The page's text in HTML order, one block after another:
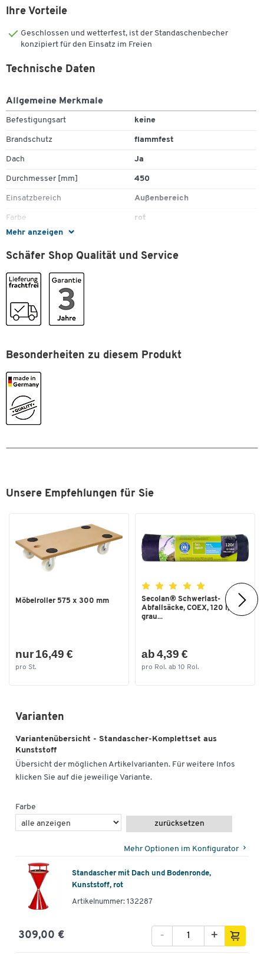
Lieferung inkl. Vorhängeschloß und Kette zur Sicherung.
Gewicht mit Dach: ca. 7,2 kg
Bodenronde
feuerverzinkt
zur einfachen und diebstahlsicheren Bodenmontage
Ihre Vorteile
Geschlossen und wetterfest, ist der Standaschenbecher
konzipiert für den Einsatz im Freien
Mehr anzeigen
Technische Daten
Allgemeine Merkmale
Befestigungsart keine
Brandschutz flammfest
Dach Ja
Durchmesser [mm] 450
Einsatzbereich Außenbereich
Farbe rot
Form
Gewicht [kg] 9,2
Höhe [mm]
Inneneimer
Oberfläche lackiert
Sandbefüllung
Verschließbar
Schäfer Shop Qualität und Service
Besonderheiten zu diesem Produkt
Unsere Empfehlungen für Sie
Möbelroller 575 x 300 mm
nur 16,49 €
pro St.
Secolan® Schwerlast-
Abfallsäcke, COEX, 120 l,
grau...
ab 4,39 €
pro Rol. ab 10 Rol.
Varianten
Variantenübersicht - Standascher-Komplettset aus
Kunststoff
Übersicht der möglichen Artikelvarianten. Für weitere Infos
klicken Sie auf die jeweilige Variante.
Farbe
zurücksetzen
Mehr Optionen im Konfigurator
Standascher mit Dach und Bodenronde,
Kunststoff, rot
Artikelnummer: 132287
309,00 € +
-
Zum Zoomen doppeltippen